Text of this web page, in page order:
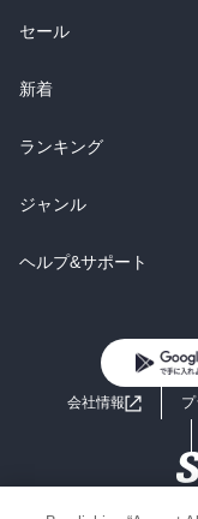
私も歴史の中に生きてい
作中に、印象的なセリ
1巻から読み返したくな
総合
ラノベ
雑誌・グラビア
BL・TL
セール
総合
ラノベ
雑誌・グラビア
BL・TL
新着
総合
ラノベ
雑誌・グラビア
ランキング
総合
ラノベ
ジャンル
コミック
ライトノベル
ヘルプ&サポート
よくあるご質問
会社情報
Copyright 2017 -